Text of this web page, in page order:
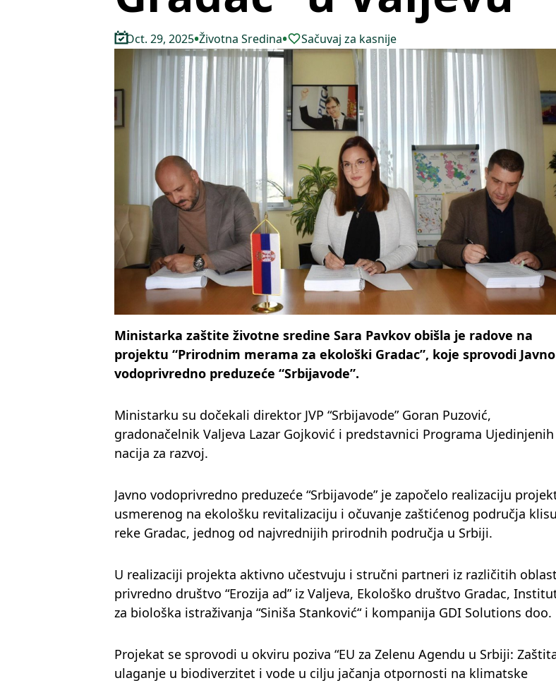
Oct. 29, 2025•Životna Sredina• Sačuvaj za kasnije
Ministarka zaštite životne sredine Sara Pavkov obišla je radove na
projektu “Prirodnim merama za ekološki Gradac”, koje sprovodi Javno
vodoprivredno preduzeće “Srbijavode”.
Ministarku su dočekali direktor JVP “Srbijavode” Goran Puzović,
gradonačelnik Valjeva Lazar Gojković i predstavnici Programa Ujedinjenih
nacija za razvoj.
Javno vodoprivredno preduzeće “Srbijavode” je započelo realizaciju
usmerenog na ekološku revitalizaciju i očuvanje zaštićenog područja
reke Gradac, jednog od najvrednijih prirodnih područja u Srbiji.
U realizaciji projekta aktivno učestvuju i stručni partneri iz različitih
privredno društvo “Erozija ad” iz Valjeva, Ekološko društvo Gradac,
za biološka istraživanja “Siniša Stanković“ i kompanija GDI Solutions doo.
Projekat se sprovodi u okviru poziva “EU za Zelenu Agendu u Srbiji:
ulaganje u biodiverzitet i vode u cilju jačanja otpornosti na klimatske